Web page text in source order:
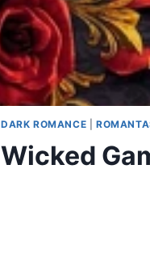
DARK ROMANCE |
Wicked